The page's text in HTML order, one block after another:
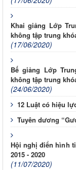
Khai giảng Lớp
không tập trung
(17/06/2020)
Bế giảng Lớp
không tập trung
(24/06/2020)
12 Luật có hiệu
Tuyên dương
Hội nghị điển hình
2015 - 2020
(11/07/2020)